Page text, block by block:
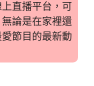
直播平台，可
論是在家裡還
節目的最新動